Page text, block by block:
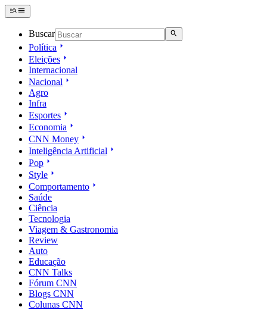
Buscar
Política
Eleições
Internacional
Nacional
Agro
Infra
Esportes
Economia
CNN Money
Inteligência Artificial
Pop
Style
Comportamento
Saúde
Ciência
Tecnologia
Viagem & Gastronomia
Review
Auto
Educação
CNN Talks
Fórum CNN
Blogs CNN
Colunas CNN